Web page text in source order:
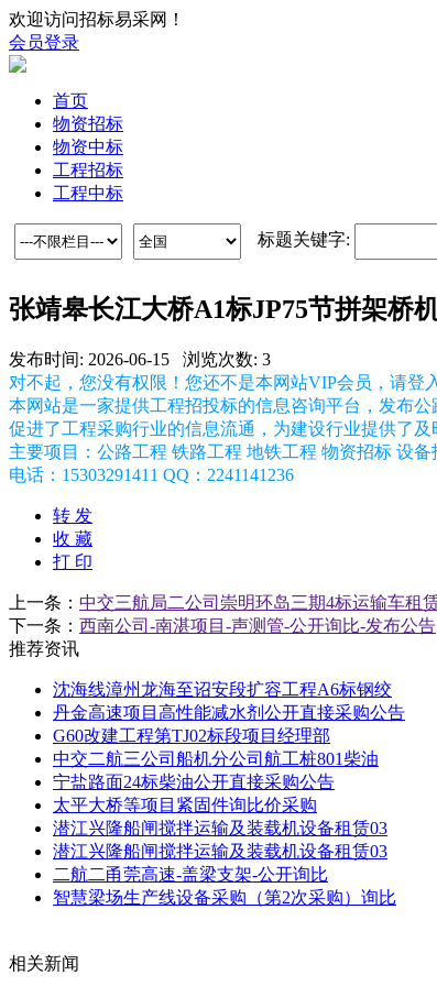
欢迎访问招标易采网！
会员登录
首页
物资招标
物资中标
工程招标
工程中标
标题关键字:
张靖皋长江大桥A1标JP75节拼架桥
发布时间: 2026-06-15 浏览次数: 3
对不起，您没有权限！您还不是本网站VIP会员，请登
本网站是一家提供工程招投标的信息咨询平台，发布公
促进了工程采购行业的信息流通，为建设行业提供了及
主要项目：公路工程 铁路工程 地铁工程 物资招标 设备
电话：15303291411 QQ：2241141236
转 发
收 藏
打 印
上一条： 中交三航局二公司崇明环岛三期4标运输车租
下一条： 西南公司-南湛项目-声测管-公开询比-发布公告
推荐资讯
沈海线漳州龙海至诏安段扩容工程A6标钢绞
丹金高速项目高性能减水剂公开直接采购公告
G60改建工程第TJ02标段项目经理部
中交二航三公司船机分公司航工桩801柴油
宁盐路面24标柴油公开直接采购公告
太平大桥等项目紧固件询比价采购
潜江兴隆船闸搅拌运输及装载机设备租赁03
潜江兴隆船闸搅拌运输及装载机设备租赁03
二航二甬莞高速-盖梁支架-公开询比
智慧梁场生产线设备采购（第2次采购）询比
相关新闻